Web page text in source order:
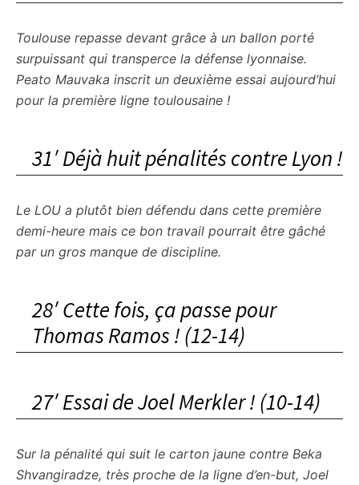
Toulouse repasse devant grâce à un ballon porté
surpuissant qui transperce la défense lyonnaise.
Peato Mauvaka inscrit un deuxième essai aujourd’hui
pour la première ligne toulousaine !
31′ Déjà huit pénalités contre Lyon !
Le LOU a plutôt bien défendu dans cette première
demi-heure mais ce bon travail pourrait être gâché
par un gros manque de discipline.
28′ Cette fois, ça passe pour
Thomas Ramos ! (12-14)
27′ Essai de Joel Merkler ! (10-14)
Sur la pénalité qui suit le carton jaune contre Beka
Shvangiradze, très proche de la ligne d’en-but, Joel